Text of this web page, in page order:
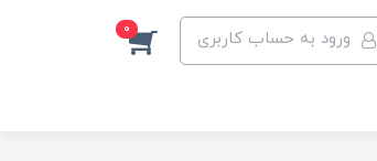
ورود به حساب کاربری 0